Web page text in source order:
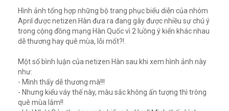
Hình ảnh tổng hợp những bộ trang phục biểu diễn của nhóm
April được netizen Hàn đưa ra đang gây được nhiều sự chú ý
trong cộng đồng mạng Hàn Quốc vì 2 luồng ý kiến khác nhau
dễ thương hay quê mùa, lỗi mốt?!.
Một số bình luận của netizen Hàn sau khi xem hình ảnh này
như:
- Mình thấy dễ thương mà!!!
- Nhưng kiểu váy thế này, màu sắc không ấn tượng thì trông
quê mùa lắm!!